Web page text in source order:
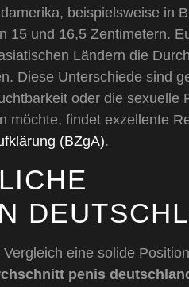
beispielsweise in
15 und 16,5 Zentimetern.
Ländern die
Diese Unterschiede sind
oder die sexuelle
möchte, findet exzellente
(BZgA).
eine solide
penis